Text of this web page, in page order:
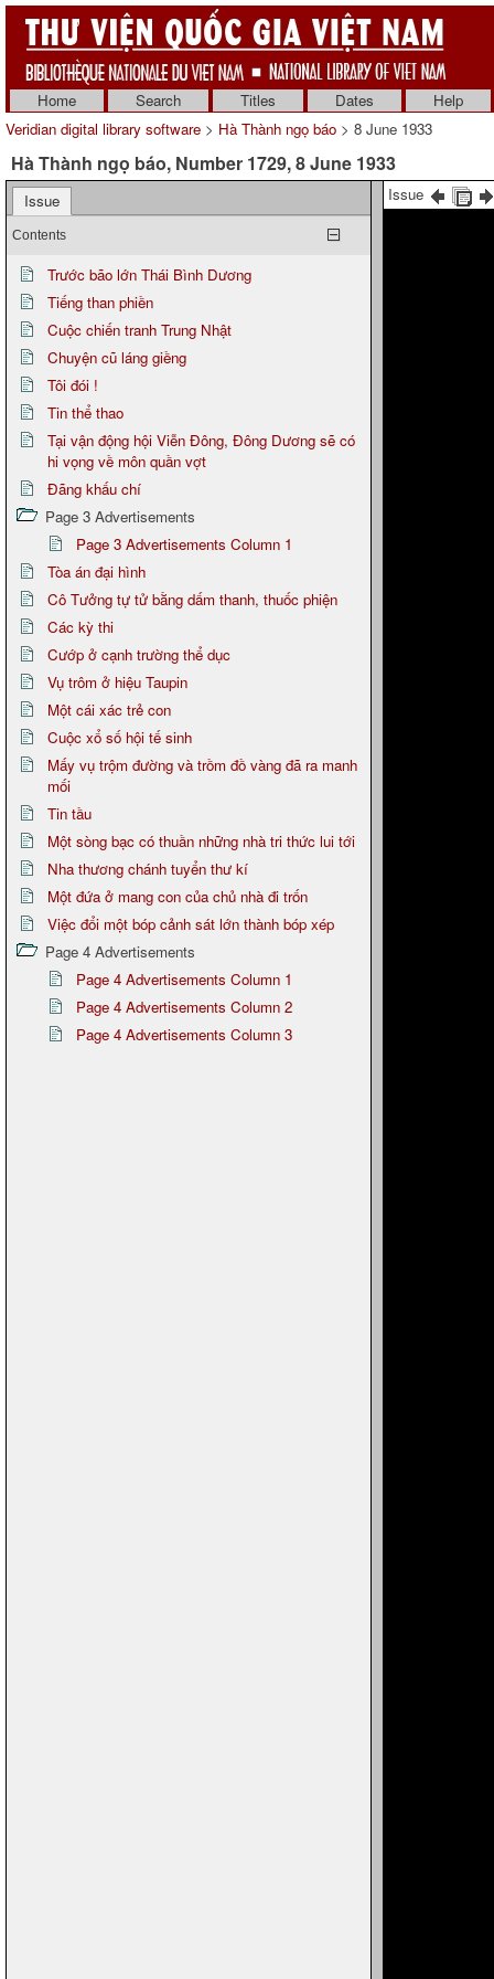
Home Search Titles Dates
Help
Veridian digital library software > Hà Thành ngọ báo > 8 June 1933
Hà Thành ngọ báo, Number 1729, 8 June 1933
Issue
Contents
Trước bão lớn Thái Bình Dương
Tiếng than phiền
Cuộc chiến tranh Trung Nhật
Chuyện cũ láng giềng
Tôi đói !
Tin thể thao
Tại vận động hội Viễn Đông, Đông Dương sẽ có
hi vọng về môn quần vợt
Đãng khấu chí
Page 3 Advertisements
Page 3 Advertisements Column 1
Tòa án đại hình
Cô Tưởng tự tử bằng dấm thanh, thuốc phiện
Các kỳ thi
Cướp ở cạnh trường thể dục
Vụ trôm ở hiệu Taupin
Một cái xác trẻ con
Cuộc xổ số hội tế sinh
Mấy vụ trộm đường và trồm đồ vàng đã ra manh
mối
Tin tầu
Một sòng bạc có thuần những nhà tri thức lui tới
Nha thương chánh tuyển thư kí
Một đứa ở mang con của chủ nhà đi trốn
Việc đổi một bóp cảnh sát lớn thành bóp xép
Page 4 Advertisements
Page 4 Advertisements Column 1
Page 4 Advertisements Column 2
Page 4 Advertisements Column 3
Issue